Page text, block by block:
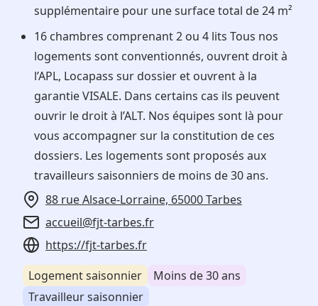
supplémentaire pour une surface total de 24 m²
16 chambres comprenant 2 ou 4 lits Tous nos
logements sont conventionnés, ouvrent droit à
l’APL, Locapass sur dossier et ouvrent à la
garantie VISALE. Dans certains cas ils peuvent
ouvrir le droit à l’ALT. Nos équipes sont là pour
vous accompagner sur la constitution de ces
dossiers. Les logements sont proposés aux
travailleurs saisonniers de moins de 30 ans.
88 rue Alsace-Lorraine, 65000 Tarbes
accueil@fjt-tarbes.fr
https://fjt-tarbes.fr
Logement saisonnier
Moins de 30 ans
Travailleur saisonnier